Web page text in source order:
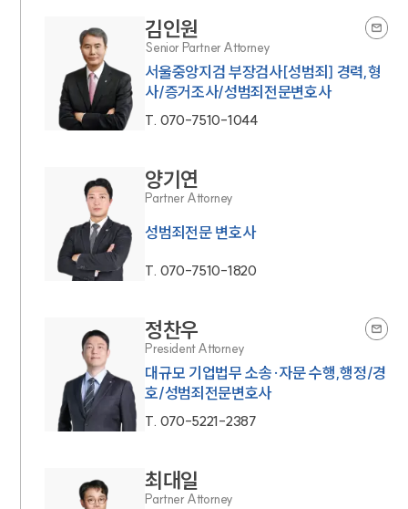
김인원
Senior Partner Attorney
서울중앙지검 부장검사[성범죄] 경력,형
사/증거조사/성범죄전문변호사
T. 070-7510-1044
양기연
Partner Attorney
성범죄전문 변호사
T. 070-7510-1820
정찬우
President Attorney
대규모 기업법무 소송·자문 수행,행정/경
호/성범죄전문변호사
T. 070-5221-2387
최대일
Partner Attorney